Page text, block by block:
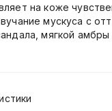
на коже
мускуса с
мягкой